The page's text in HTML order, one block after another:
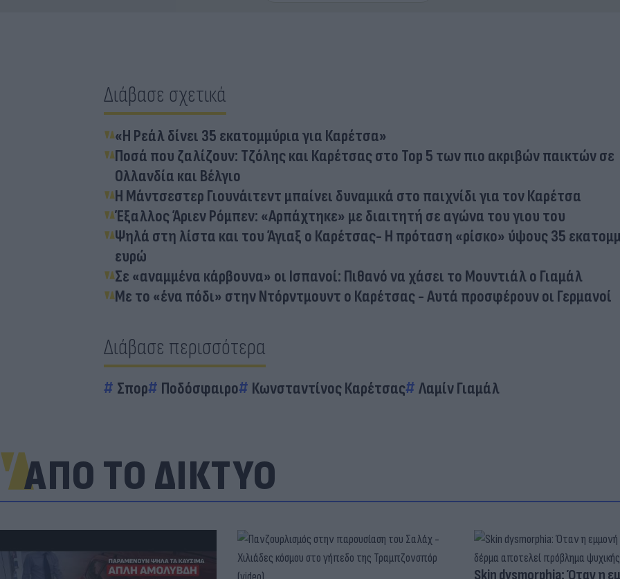
Διάβασε σχετικά
«Η Ρεάλ δίνει 35 εκατομμύρια για Καρέτσα»
Ποσά που ζαλίζουν: Τζόλης και Καρέτσας στο Top 5 των πιο ακριβών παικτών σε
Ολλανδία και Βέλγιο
Η Μάντσεστερ Γιουνάιτεντ μπαίνει δυναμικά στο παιχνίδι για τον Καρέτσα
Έξαλλος Άριεν Ρόμπεν: «Αρπάχτηκε» με διαιτητή σε αγώνα του γιου του
Ψηλά στη λίστα και του Άγιαξ ο Καρέτσας- Η πρόταση «ρίσκο» ύψους 35
ευρώ
Σε «αναμμένα κάρβουνα» οι Ισπανοί: Πιθανό να χάσει το Μουντιάλ ο Γιαμάλ
Με το «ένα πόδι» στην Ντόρντμουντ ο Καρέτσας - Αυτά προσφέρουν οι Γερμανοί
Διάβασε περισσότερα
Σπορ Ποδόσφαιρο Κωνσταντίνος Καρέτσας Λαμίν Γιαμάλ
ΑΠΟ ΤΟ ΔΙΚΤΥΟ
Skin dysmorphia: Όταν η